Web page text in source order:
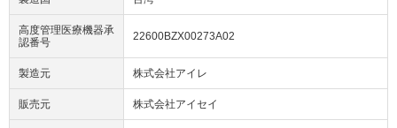
高度管理医療機器承
認番号
22600BZX00273A02
製造元 株式会社アイレ
販売元 株式会社アイセイ